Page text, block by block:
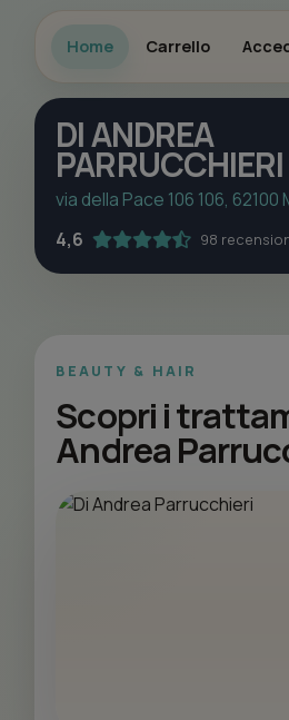
Home Carrello
DI ANDREA
PARRUCCHIERI
via della Pace 106 106, 62100
4,6
98
BEAUTY & HAIR
Scopri i
Andrea